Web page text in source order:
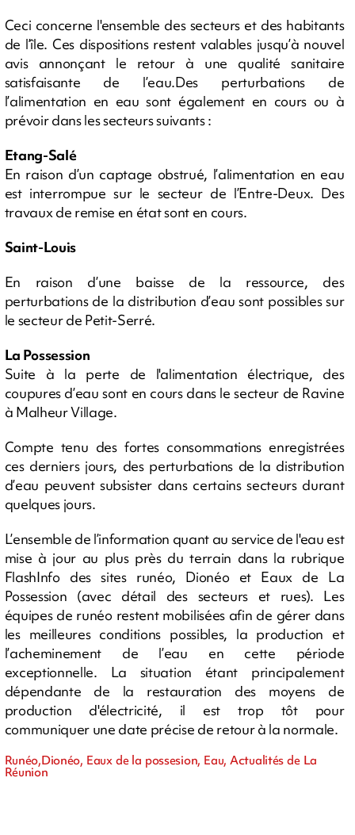
Ceci concerne l'ensemble des secteurs et des habitants
de l’île. Ces dispositions restent valables jusqu’à nouvel
avis annonçant le retour à une qualité sanitaire
satisfaisante de l’eau.Des perturbations de
l’alimentation en eau sont également en cours ou à
prévoir dans les secteurs suivants :
Etang-Salé
En raison d’un captage obstrué, l’alimentation en eau
est interrompue sur le secteur de l’Entre-Deux. Des
travaux de remise en état sont en cours.
Saint-Louis
En raison d’une baisse de la ressource, des
perturbations de la distribution d’eau sont possibles sur
le secteur de Petit-Serré.
La Possession
Suite à la perte de l'alimentation électrique, des
coupures d’eau sont en cours dans le secteur de Ravine
à Malheur Village.
Compte tenu des fortes consommations enregistrées
ces derniers jours, des perturbations de la distribution
d’eau peuvent subsister dans certains secteurs durant
quelques jours.
L’ensemble de l’information quant au service de l'eau est
mise à jour au plus près du terrain dans la rubrique
FlashInfo des sites runéo, Dionéo et Eaux de La
Possession (avec détail des secteurs et rues). Les
équipes de runéo restent mobilisées afin de gérer dans
les meilleures conditions possibles, la production et
l’acheminement de l’eau en cette période
exceptionnelle. La situation étant principalement
dépendante de la restauration des moyens de
production d'électricité, il est trop tôt pour
communiquer une date précise de retour à la normale.
Runéo,Dionéo, Eaux de la possesion, Eau, Actualités de La
Réunion